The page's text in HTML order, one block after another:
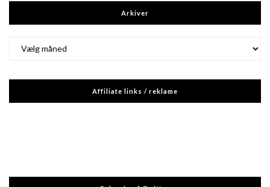
Arkiver
Affiliate links / reklame